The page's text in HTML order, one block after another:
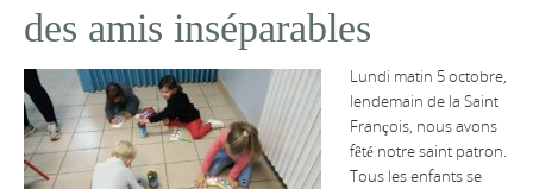
des amis inséparables
Lundi matin 5 octobre,
lendemain de la Saint
François, nous avons
fêté notre saint patron.
Tous les enfants se